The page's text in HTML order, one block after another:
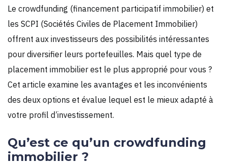
Le crowdfunding (financement participatif immobilier) et
les SCPI (Sociétés Civiles de Placement Immobilier)
offrent aux investisseurs des possibilités intéressantes
pour diversifier leurs portefeuilles. Mais quel type de
placement immobilier est le plus approprié pour vous ?
Cet article examine les avantages et les inconvénients
des deux options et évalue lequel est le mieux adapté à
votre profil d’investissement.
Qu’est ce qu’un crowdfunding
immobilier ?